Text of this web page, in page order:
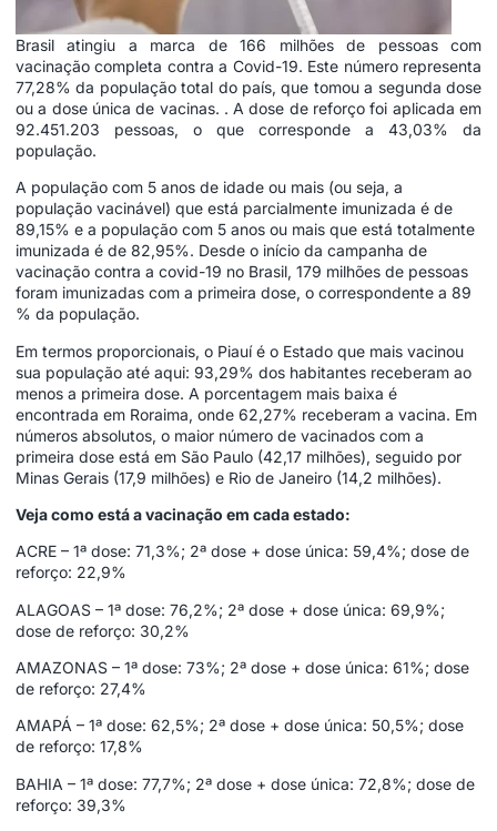
Brasil atingiu a marca de 166 milhões de pessoas com
vacinação completa contra a Covid-19. Este número representa
77,28% da população total do país, que tomou a segunda dose
ou a dose única de vacinas. . A dose de reforço foi aplicada em
92.451.203 pessoas, o que corresponde a 43,03% da
população.
A população com 5 anos de idade ou mais (ou seja, a
população vacinável) que está parcialmente imunizada é de
89,15% e a população com 5 anos ou mais que está totalmente
imunizada é de 82,95%. Desde o início da campanha de
vacinação contra a covid-19 no Brasil, 179 milhões de pessoas
foram imunizadas com a primeira dose, o correspondente a 89
% da população.
Em termos proporcionais, o Piauí é o Estado que mais vacinou
sua população até aqui: 93,29% dos habitantes receberam ao
menos a primeira dose. A porcentagem mais baixa é
encontrada em Roraima, onde 62,27% receberam a vacina. Em
números absolutos, o maior número de vacinados com a
primeira dose está em São Paulo (42,17 milhões), seguido por
Minas Gerais (17,9 milhões) e Rio de Janeiro (14,2 milhões).
Veja como está a vacinação em cada estado:
ACRE – 1ª dose: 71,3%; 2ª dose + dose única: 59,4%; dose de
reforço: 22,9%
ALAGOAS – 1ª dose: 76,2%; 2ª dose + dose única: 69,9%;
dose de reforço: 30,2%
AMAZONAS – 1ª dose: 73%; 2ª dose + dose única: 61%; dose
de reforço: 27,4%
AMAPÁ – 1ª dose: 62,5%; 2ª dose + dose única: 50,5%; dose
de reforço: 17,8%
BAHIA – 1ª dose: 77,7%; 2ª dose + dose única: 72,8%; dose de
reforço: 39,3%